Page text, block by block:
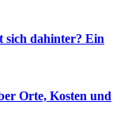
sich dahinter? Ein
Orte, Kosten und